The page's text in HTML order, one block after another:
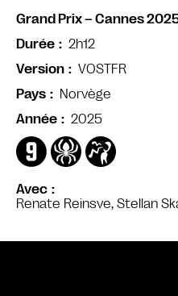
Avec
Renate Reinsve, Stellan
Grand Prix – Cannes
Durée
2h12
Version
VOSTFR
Pays
Norvège
Année
2025